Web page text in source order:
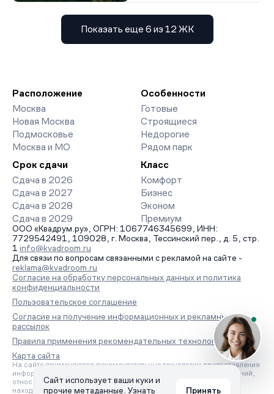
Показать еще 6 из 12 ЖК
Расположение
Москва
Новая Москва
Подмосковье
Москва и МО
Особенности
Готовые
Строящиеся
Недорогие
Рядом парк
Срок сдачи
Сдача в 2026
Сдача в 2027
Сдача в 2028
Сдача в 2029
Класс
Комфорт
Бизнес
Эконом
Премиум
ООО «Квадрум.ру», ОГРН: 1067746345699, ИНН:
7729542491, 109028, г. Москва, Тессинский пер., д. 5, стр.
1 info@kvadroom.ru
Для связи по вопросам связанными с рекламой на сайте -
reklama@kvadroom.ru
Согласие на обработку персональных данных и политика
конфиденциальности
Пользовательское соглашение
Согласие на получение информационных и рекламных
рассылок
Правила применения рекомендательных технологий
Карта сайта
На сайте применяются рекомендательные технологии предоставления
информации на основе сбора, систематизации и анализа сведений,
относящихся к предпочтениям пользователей сети «Интернет»,
находящихся на территории Российской Федерации.
Сайт использует ваши куки и
прочие метаданные. Узнать Принять